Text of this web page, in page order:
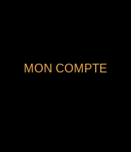
MON COMPTE